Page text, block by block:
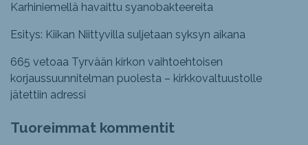
Karhiniemellä havaittu syanobakteereita
Esitys: Kiikan Niittyvilla suljetaan syksyn aikana
665 vetoaa Tyrvään kirkon vaihtoehtoisen
korjaussuunnitelman puolesta – kirkkovaltuustolle
jätettiin adressi
Tuoreimmat kommentit